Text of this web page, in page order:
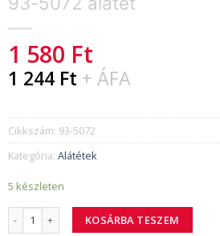
1 580 Ft
1 244 Ft + ÁFA
Cikkszám: 93-5072
Kategória: Alátétek
5 készleten
93-5072 alátét mennyiségKOSÁRBA TESZEM